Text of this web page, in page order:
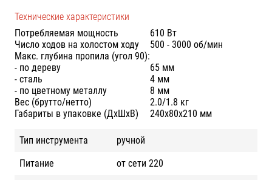
Технические характеристики
Потребляемая мощность
610 Вт
Число ходов на холостом ходу
500 - 3000 об/мин
Макс. глубина пропила (угол 90):
- по дереву
65 мм
- сталь
4 мм
- по цветному металлу
8 мм
Вес (брутто/нетто)
2.0/1.8 кг
Габариты в упаковке (ДхШхВ)
240х80х210 мм
Тип инструмента
ручной
Питание
от сети 220